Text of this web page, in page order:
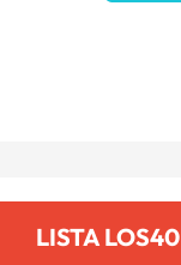
LISTA LOS40